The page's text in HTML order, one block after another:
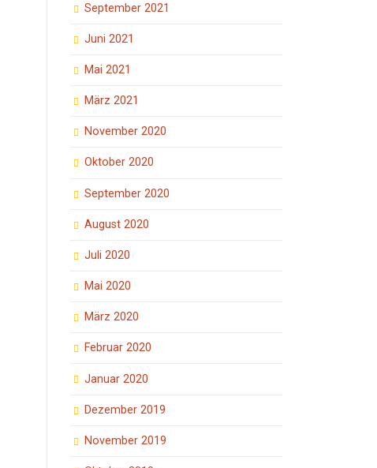
September 2021
Juni 2021
Mai 2021
März 2021
November 2020
Oktober 2020
September 2020
August 2020
Juli 2020
Mai 2020
März 2020
Februar 2020
Januar 2020
Dezember 2019
November 2019